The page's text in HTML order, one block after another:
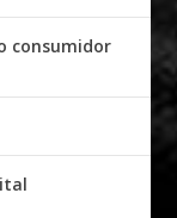
consumidor